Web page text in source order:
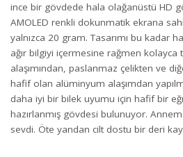
ince bir gövdede hala olağanüstü HD
AMOLED renkli dokunmatik ekrana
yalnızca 20 gram. Tasarımı bu kadar
ağır bilgiyi içermesine rağmen kolayca
alaşımından, paslanmaz çelikten ve
hafif olan alüminyum alaşımdan
daha iyi bir bilek uyumu için hafif bir
hazırlanmış gövdesi bulunuyor.
sevdi. Öte yandan cilt dostu bir deri